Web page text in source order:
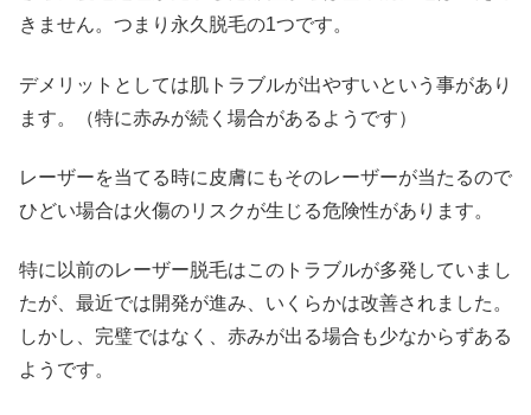
きません。つまり永久脱毛の1つです。
デメリットとしては肌トラブルが出やすいという事があり
ます。（特に赤みが続く場合があるようです）
レーザーを当てる時に皮膚にもそのレーザーが当たるので
ひどい場合は火傷のリスクが生じる危険性があります。
特に以前のレーザー脱毛はこのトラブルが多発していまし
たが、最近では開発が進み、いくらかは改善されました。
しかし、完璧ではなく、赤みが出る場合も少なからずある
ようです。